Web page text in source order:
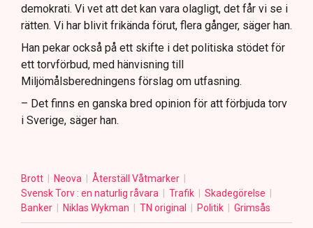
demokrati. Vi vet att det kan vara olagligt, det får vi se i
rätten. Vi har blivit frikända förut, flera gånger, säger han.
Han pekar också på ett skifte i det politiska stödet för
ett torvförbud, med hänvisning till
Miljömålsberedningens förslag om utfasning.
– Det finns en ganska bred opinion för att förbjuda torv
i Sverige, säger han.
Brott Neova
Återställ Våtmarker
Svensk Torv : en naturlig råvara
Trafik
Skadegörelse
Banker
Niklas Wykman TN original Politik Grimsås